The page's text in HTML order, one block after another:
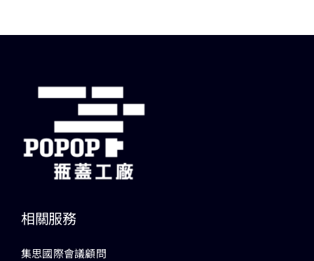
關於我們
相關服務
集思國際會議顧問